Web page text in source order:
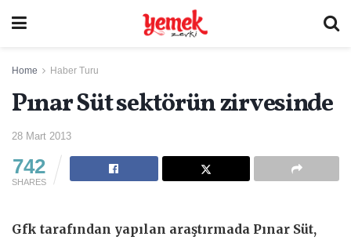
Home Haber Turu
Pınar Süt sektörün zirvesinde
28 Mart 2013
742
SHARES
Gfk tarafından yapılan araştırmada Pınar Süt,